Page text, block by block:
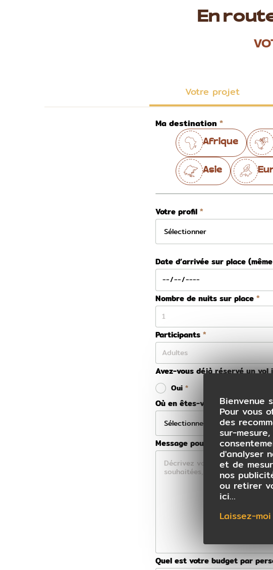
En
Votre projet
Ma destination
Afrique
Asie
Votre profil
Date d’arrivée sur place
Nombre de nuits sur place
Participants
Avez-vous déjà réservé un
Oui
Où en êtes-vous dans la
Message pour votre conseiller
Quel est votre budget par
Bienvenue
Pour vous
des
sur-
d'analyser
et de
nos
ou retirer
ici…
Laissez-